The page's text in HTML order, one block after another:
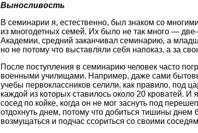
Выносливость
В семинарии я, естественно, был знаком со
из многодетных семей. Их было не так много —
Академии, средний заканчивал семинарию, а
но не потому что выставляли себя напоказ, а за
После поступления в семинарию человек часто
военными училищами. Например, даже сами
учебы первоклассников селили, как правило, под
каждой из которых ставилось около 20 кроватей.
сосед по койке, когда он не мог заснуть под
отдохнуть днем, потому что добиться тишины
возмущаться и подчас ссориться со своими